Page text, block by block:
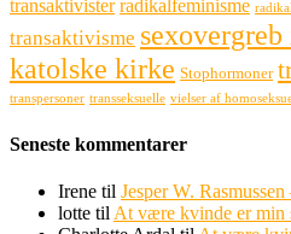
transaktivister radikalfeminisme
transaktivisme
katolske kirke Stophormoner
transpersoner transseksuelle vielser af
Seneste kommentarer
Irene til Jesper W.
lotte til At være kvinde er min